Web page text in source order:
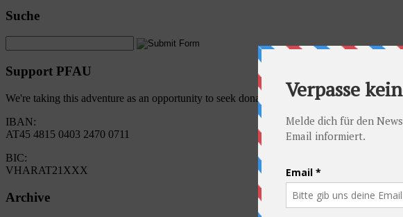
Suche
Support PFAU
We're taking this adventure as an opportunity to seek donations for PFAU - Promise
IBAN:
AT45 4815 0403 2470 0711
BIC:
VHARAT21XXX
Archive